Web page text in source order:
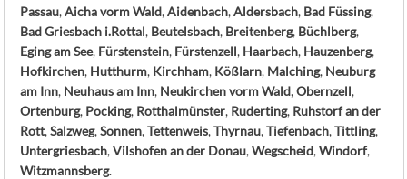
Passau,Aicha vorm Wald,Aidenbach,Aldersbach, Bad Füssing,
Bad Griesbach i.Rottal, Beutelsbach, Breitenberg, Büchlberg,
Eging am See, Fürstenstein, Fürstenzell, Haarbach, Hauzenberg,
Hofkirchen, Hutthurm, Kirchham, Kößlarn, Malching, Neuburg
am Inn, Neuhaus am Inn, Neukirchen vorm Wald,Obernzell,
Ortenburg, Pocking, Rotthalmünster, Ruderting, Ruhstorf an der
Rott,Salzweg,Sonnen,Tettenweis,Thyrnau,Tiefenbach,Tittling,
Untergriesbach,Vilshofen an der Donau,Wegscheid,Windorf,
Witzmannsberg.